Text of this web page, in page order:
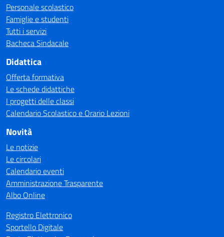
Personale scolastico
Famiglie e studenti
Tutti i servizi
Bacheca Sindacale
Didattica
Offerta formativa
Le schede didattiche
I progetti delle classi
Calendario Scolastico e Orario Lezioni
Novità
Le notizie
Le circolari
Calendario eventi
Amministrazione Trasparente
Albo Online
Registro Elettronico
Sportello Digitale